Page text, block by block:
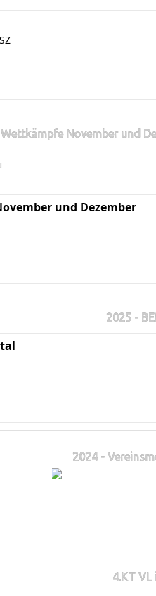
Wettkämpfe November und
und Dezember
2025 -
2024 -
4.KT VL